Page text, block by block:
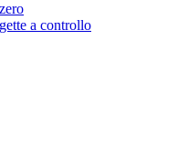
a controllo